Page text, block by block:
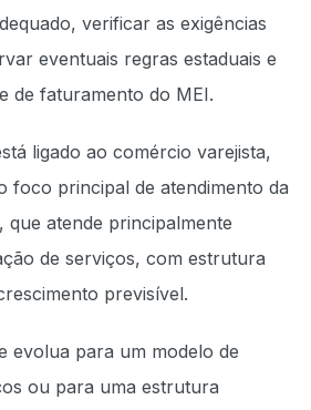
verificar as exigências
eventuais regras estaduais e
de faturamento do MEI.
ligado ao comércio varejista,
foco principal de atendimento da
, que atende principalmente
de serviços, com estrutura
previsível.
evolua para um modelo de
ou para uma estrutura